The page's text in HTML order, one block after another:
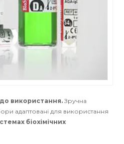
використання.Зручна
адаптовані для використання
біохімічних